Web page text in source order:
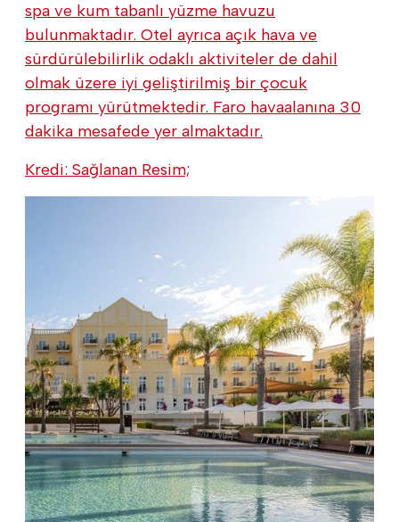
spa ve kum tabanlı yüzme havuzu
bulunmaktadır. Otel ayrıca açık hava ve
sürdürülebilirlik odaklı aktiviteler de dahil
olmak üzere iyi geliştirilmiş bir çocuk
programı yürütmektedir. Faro havaalanına 30
dakika mesafede yer almaktadır.
Kredi: Sağlanan Resim;